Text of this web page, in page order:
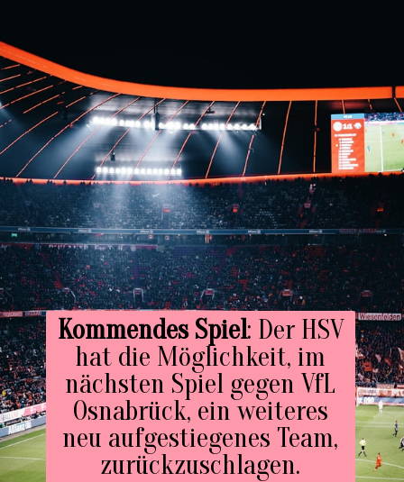
Kommendes Spiel: Der HSV
hat die Möglichkeit, im
nächsten Spiel gegen VfL
Osnabrück, ein weiteres
neu aufgestiegenes Team,
zurückzuschlagen.